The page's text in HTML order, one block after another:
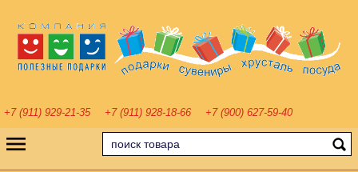
+7 (911) 929-21-35 +7 (911) 928-18-66 +7 (900) 627-59-40